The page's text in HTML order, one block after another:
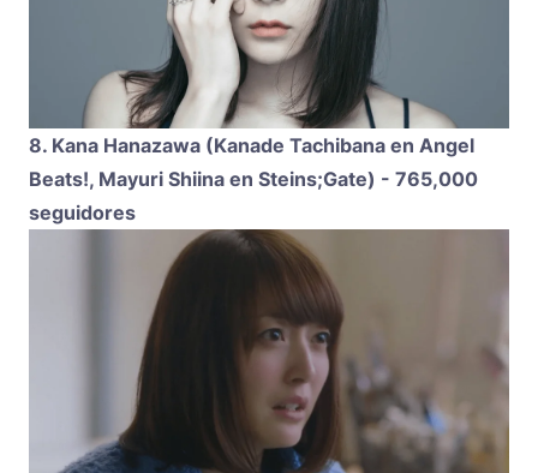
8. Kana Hanazawa (Kanade Tachibana en Angel
Beats!, Mayuri Shiina en Steins;Gate) - 765,000
seguidores